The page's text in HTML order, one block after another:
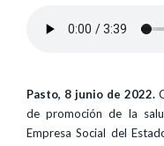
Pasto, 8 junio de 2022.
de promoción de la
Empresa Social del